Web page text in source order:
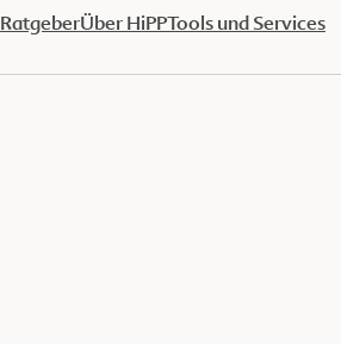
RatgeberÜber HiPPTools und Services